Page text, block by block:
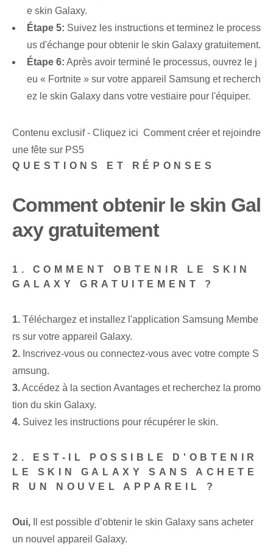
e skin Galaxy.
Étape 5: Suivez les instructions et terminez le process
us d'échange pour obtenir le skin Galaxy gratuitement.
Étape 6: Après avoir terminé le processus, ouvrez le j
eu « Fortnite » sur votre appareil Samsung et recherch
ez le skin Galaxy dans votre vestiaire pour l'équiper.
Contenu exclusif - Cliquez ici Comment créer et rejoindre
une fête sur PS5
QUESTIONS ET RÉPONSES
Comment obtenir le skin Gal
axy gratuitement
1. COMMENT OBTENIR LE SKIN
GALAXY GRATUITEMENT ?
1. Téléchargez et installez l'application Samsung Membe
rs sur votre appareil Galaxy.
2. Inscrivez-vous ou connectez-vous avec votre compte S
amsung.
3.Accédez à la section Avantages et recherchez la promo
tion du skin Galaxy.
4. Suivez les instructions pour récupérer le skin.
2. EST-IL POSSIBLE D'OBTENIR
LE SKIN GALAXY SANS ACHETE
R UN NOUVEL APPAREIL ?
Oui, Il est possible d’obtenir le skin Galaxy sans acheter
un nouvel appareil Galaxy.